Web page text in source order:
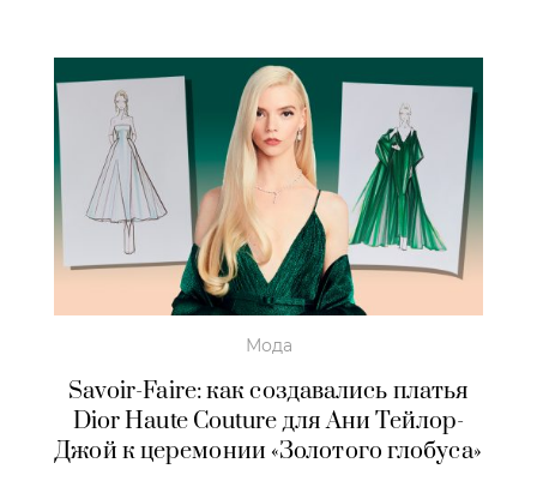
Мода
Savoir-Faire: как создавались платья
Dior Haute Couture для Ани Тейлор-
Джой к церемонии «Золотого глобуса»